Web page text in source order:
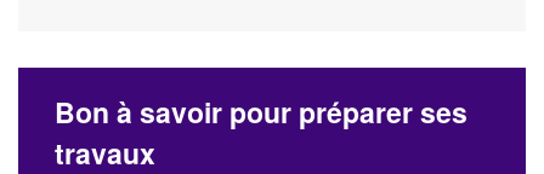
Bon à savoir pour préparer ses
travaux